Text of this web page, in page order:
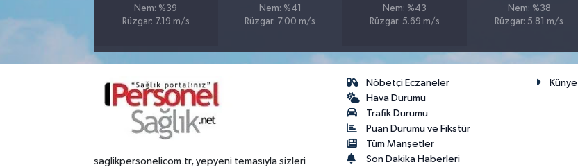
Nem: %39
Rüzgar: 7.19 m/s
Nem: %41
Rüzgar: 7.00 m/s
Nem: %43
Rüzgar: 5.69 m/s
Nem: %38
Rüzgar: 5.81 m/s
saglikpersonelicom.tr, yepyeni temasıyla sizleri
Nöbetçi Eczaneler
Hava Durumu
Trafik Durumu
Puan Durumu ve Fikstür
Tüm Manşetler
Son Dakika Haberleri
Künye